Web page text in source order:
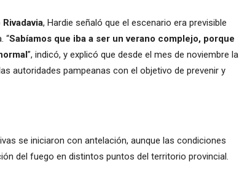
Rivadavia, Hardie señaló que el escenario era previsible
“Sabíamos que iba a ser un verano complejo, porque
”, indicó, y explicó que desde el mes de noviembre la
autoridades pampeanas con el objetivo de prevenir y
se iniciaron con antelación, aunque las condiciones
del fuego en distintos puntos del territorio provincial.